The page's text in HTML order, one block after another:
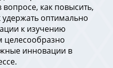
вопросе, как повысить,
удержать оптимально
к изучению
целесообразно
инновации в